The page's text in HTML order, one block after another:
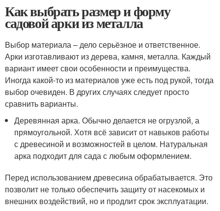
Как выбрать размер и форму
садовой арки из металла
Выбор материала – дело серьёзное и ответственное.
Арки изготавливают из дерева, камня, металла. Каждый
вариант имеет свои особенности и преимущества.
Иногда какой-то из материалов уже есть под рукой, тогда
выбор очевиден. В других случаях следует просто
сравнить варианты.
Деревянная арка. Обычно делается не огрузлой, а
прямоугольной. Хотя всё зависит от навыков работы
с древесиной и возможностей в целом. Натуральная
арка подходит для сада с любым оформлением.
Перед использованием древесина обрабатывается. Это
позволит не только обеспечить защиту от насекомых и
внешних воздействий, но и продлит срок эксплуатации.